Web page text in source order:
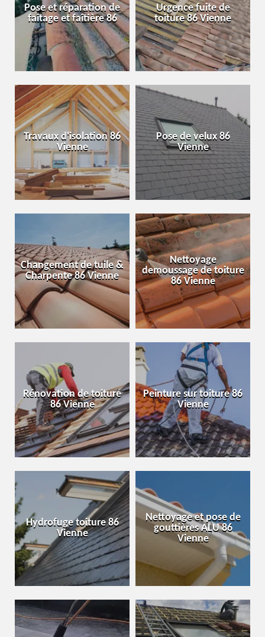
Pose et réparation de
faîtage et faîtière 86
Urgence fuite de
toiture 86 Vienne
Travaux d'isolation 86
Vienne
Pose de velux 86
Vienne
Changement de tuile &
Charpente 86 Vienne
Nettoyage
demoussage de toiture
86 Vienne
Rénovation de toiture
86 Vienne
Peinture sur toiture 86
Vienne
Hydrofuge toiture 86
Vienne
Nettoyage et pose de
gouttières ALU 86
Vienne